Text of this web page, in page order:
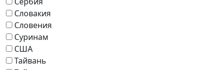
Словакия
Словения
Суринам
США
Тайвань